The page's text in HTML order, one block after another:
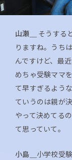
山瀬＿
そうする
りますね。うち
んですけど、最
めちゃ受験ママ
て早すぎるよう
ていうのは親が
やって決めてる
て思っていて。
小島＿ 小学校受